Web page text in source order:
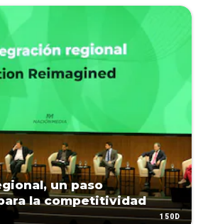
un paso
la competitividad
150D